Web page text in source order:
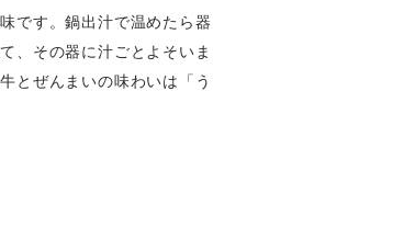
です。鍋出汁で温めたら器
、その器に汁ごとよそいま
とぜんまいの味わいは「う